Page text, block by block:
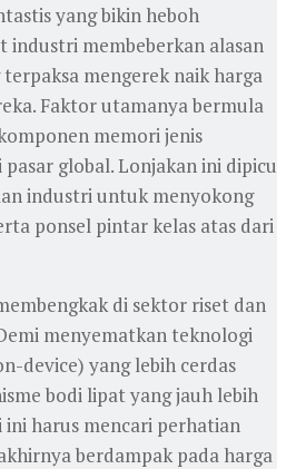
yang bikin heboh
industri membeberkan alasan
mengerek naik harga
Faktor utamanya bermula
memori jenis
pasar global. Lonjakan ini dipicu
industri untuk menyokong
ponsel pintar kelas atas dari
di sektor riset dan
menyematkan teknologi
device) yang lebih cerdas
bodi lipat yang jauh lebih
harus mencari perhatian
berdampak pada harga